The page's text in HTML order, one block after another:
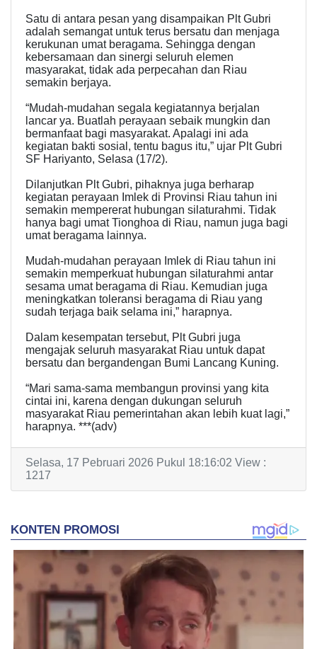
Satu di antara pesan yang disampaikan Plt Gubri
adalah semangat untuk terus bersatu dan menjaga
kerukunan umat beragama. Sehingga dengan
kebersamaan dan sinergi seluruh elemen
masyarakat, tidak ada perpecahan dan Riau
semakin berjaya.
“Mudah-mudahan segala kegiatannya berjalan
lancar ya. Buatlah perayaan sebaik mungkin dan
bermanfaat bagi masyarakat. Apalagi ini ada
kegiatan bakti sosial, tentu bagus itu,” ujar Plt Gubri
SF Hariyanto, Selasa (17/2).
Dilanjutkan Plt Gubri, pihaknya juga berharap
kegiatan perayaan Imlek di Provinsi Riau tahun ini
semakin mempererat hubungan silaturahmi. Tidak
hanya bagi umat Tionghoa di Riau, namun juga bagi
umat beragama lainnya.
Mudah-mudahan perayaan Imlek di Riau tahun ini
semakin memperkuat hubungan silaturahmi antar
sesama umat beragama di Riau. Kemudian juga
meningkatkan toleransi beragama di Riau yang
sudah terjaga baik selama ini,” harapnya.
Dalam kesempatan tersebut, Plt Gubri juga
mengajak seluruh masyarakat Riau untuk dapat
bersatu dan bergandengan Bumi Lancang Kuning.
“Mari sama-sama membangun provinsi yang kita
cintai ini, karena dengan dukungan seluruh
masyarakat Riau pemerintahan akan lebih kuat lagi,”
harapnya. ***(adv)
Selasa, 17 Pebruari 2026 Pukul 18:16:02 View :
1217